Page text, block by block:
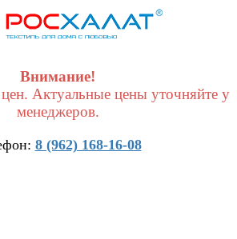
Внимание!
Актуальные цены уточняйте у
менеджеров.
8 (962) 168-16-08